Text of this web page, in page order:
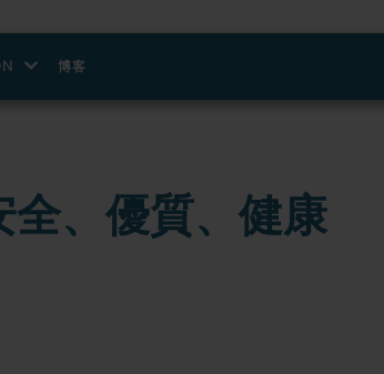
博客
、優質、健康